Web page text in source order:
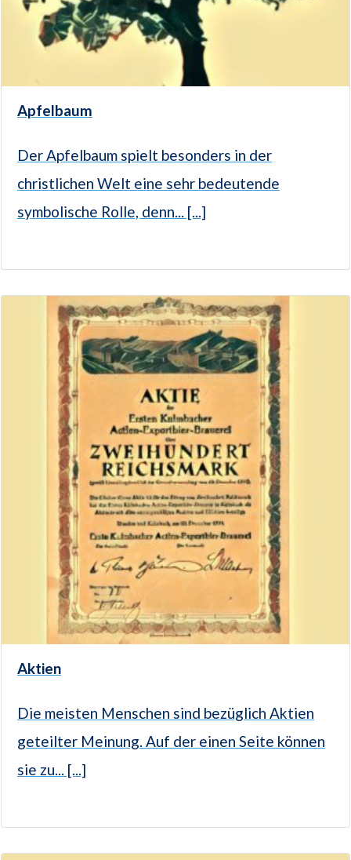
Apfelbaum
Der Apfelbaum spielt besonders in der
christlichen Welt eine sehr bedeutende
symbolische Rolle, denn... [...]
Aktien
Die meisten Menschen sind bezüglich Aktien
geteilter Meinung. Auf der einen Seite können
sie zu... [...]